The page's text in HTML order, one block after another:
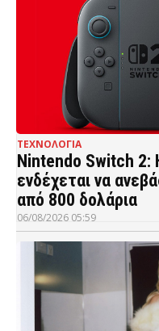
ΤΕΧΝΟΛΟΓΙΑ
Nintendo Switch 2:
ενδέχεται να
από 800 δολάρια
06/08/2026 05:59